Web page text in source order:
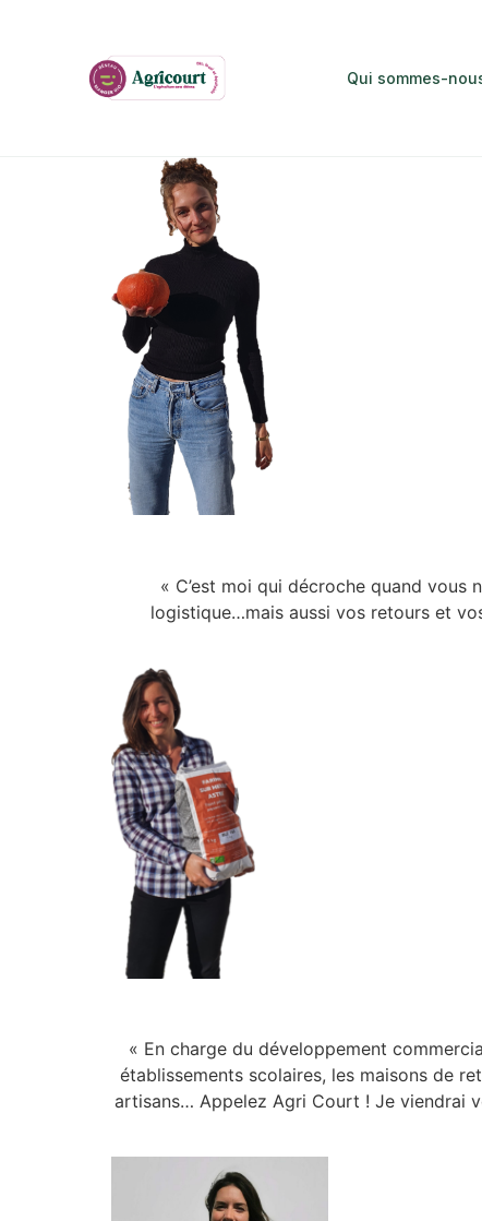
Qui sommes-
« C’est moi qui décroche quand vous
logistique…mais aussi vos retours et
« En charge du développement
établissements scolaires, les maisons de
artisans… Appelez Agri Court ! Je viendrai